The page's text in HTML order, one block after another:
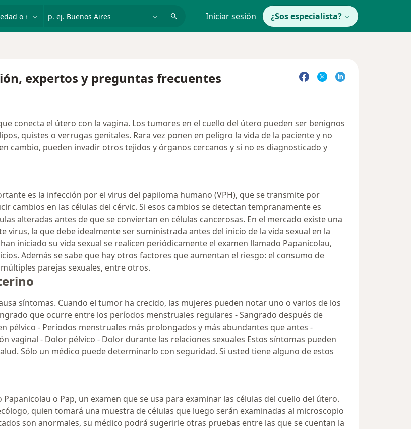
Iniciar sesión ¿Sos especialista?
expertos y preguntas frecuentes
conecta el útero con la vagina. Los tumores en el cuello del útero pueden ser benignos
quistes o verrugas genitales. Rara vez ponen en peligro la vida de la paciente y no
cambio, pueden invadir otros tejidos y órganos cercanos y si no es diagnosticado y
es la infección por el virus del papiloma humano (VPH), que se transmite por
cambios en las células del cérvic. Si esos cambios se detectan tempranamente es
alteradas antes de que se conviertan en células cancerosas. En el mercado existe una
la que debe idealmente ser suministrada antes del inicio de la vida sexual en la
iniciado su vida sexual se realicen periódicamente el examen llamado Papanicolau,
Además se sabe que hay otros factores que aumentan el riesgo: el consumo de
parejas sexuales, entre otros.
síntomas. Cuando el tumor ha crecido, las mujeres pueden notar uno o varios de los
que ocurre entre los períodos menstruales regulares - Sangrado después de
pélvico - Periodos menstruales más prolongados y más abundantes que antes -
vaginal - Dolor pélvico - Dolor durante las relaciones sexuales Estos síntomas pueden
Sólo un médico puede determinarlo con seguridad. Si usted tiene alguno de estos
o Pap, un examen que se usa para examinar las células del cuello del útero.
quien tomará una muestra de células que luego serán examinadas al microscopio
son anormales, su médico podrá sugerirle otras pruebas entre las que se cuentan la